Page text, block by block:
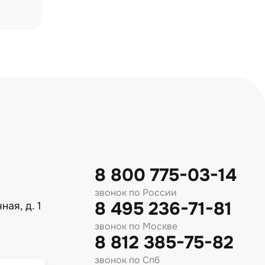
д. 1
8 800 775-03-14
звонок по России
8 495 236-71-81
звонок по Москве
8 812 385-75-82
звонок по Спб